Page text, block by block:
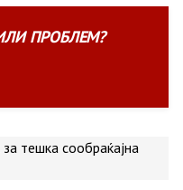
ПРОБЛЕМ?